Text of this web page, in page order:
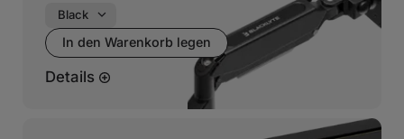
In den Warenkorb legen
Details